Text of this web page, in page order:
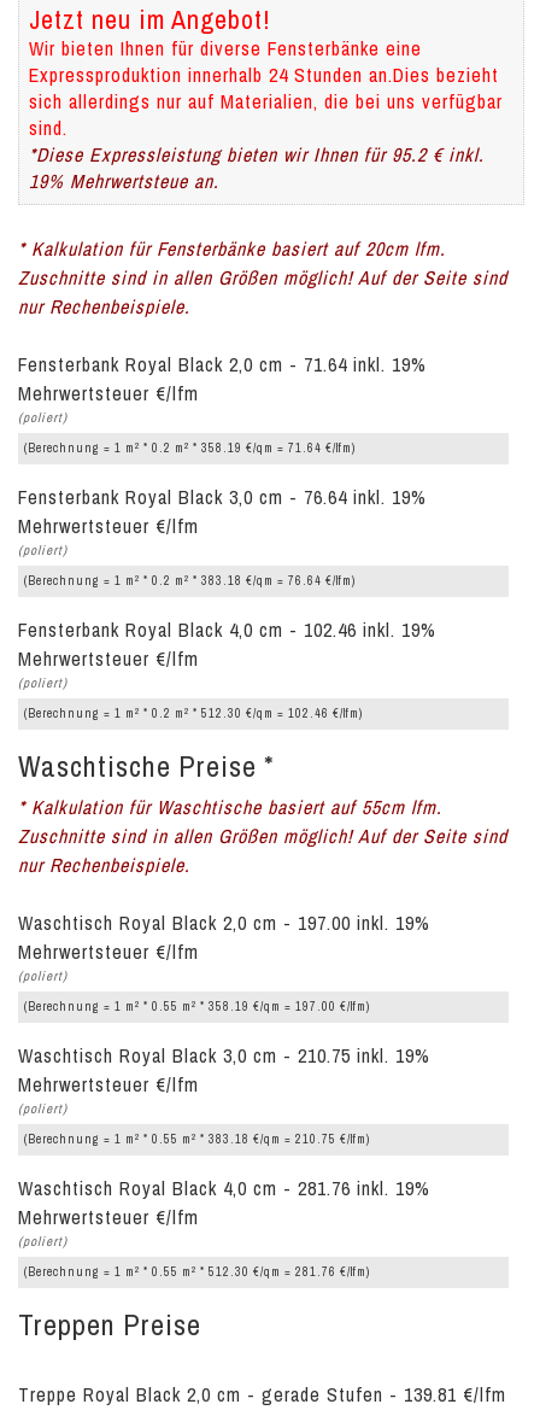
Jetzt neu im Angebot!
Wir bieten Ihnen für diverse Fensterbänke eine
Expressproduktion innerhalb 24 Stunden an.Dies bezieht
sich allerdings nur auf Materialien, die bei uns verfügbar
sind.
*Diese Expressleistung bieten wir Ihnen für 95.2 € inkl.
19% Mehrwertsteue an.
* Kalkulation für Fensterbänke basiert auf 20cm lfm.
Zuschnitte sind in allen Größen möglich! Auf der Seite sind
nur Rechenbeispiele.
Fensterbank Royal Black 2,0 cm - 71.64 inkl. 19%
Mehrwertsteuer €/lfm
(poliert)
(Berechnung = 1 m 2 * 0.2 m 2 * 358.19 €/qm = 71.64 €/lfm)
Fensterbank Royal Black 3,0 cm - 76.64 inkl. 19%
Mehrwertsteuer €/lfm
(poliert)
(Berechnung = 1 m 2 * 0.2 m 2 * 383.18 €/qm = 76.64 €/lfm)
Fensterbank Royal Black 4,0 cm - 102.46 inkl. 19%
Mehrwertsteuer €/lfm
(poliert)
(Berechnung = 1 m 2 * 0.2 m 2 * 512.30 €/qm = 102.46 €/lfm)
Waschtische Preise *
* Kalkulation für Waschtische basiert auf 55cm lfm.
Zuschnitte sind in allen Größen möglich! Auf der Seite sind
nur Rechenbeispiele.
Waschtisch Royal Black 2,0 cm - 197.00 inkl. 19%
Mehrwertsteuer €/lfm
(poliert)
(Berechnung = 1 m 2 * 0.55 m 2 * 358.19 €/qm = 197.00 €/lfm)
Waschtisch Royal Black 3,0 cm - 210.75 inkl. 19%
Mehrwertsteuer €/lfm
(poliert)
(Berechnung = 1 m 2 * 0.55 m 2 * 383.18 €/qm = 210.75 €/lfm)
Waschtisch Royal Black 4,0 cm - 281.76 inkl. 19%
Mehrwertsteuer €/lfm
(poliert)
(Berechnung = 1 m 2 * 0.55 m 2 * 512.30 €/qm = 281.76 €/lfm)
Treppen Preise
Treppe Royal Black 2,0 cm - gerade Stufen - 139.81 €/lfm